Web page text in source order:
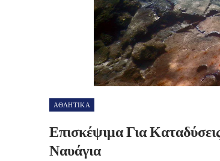
ΑΘΛΗΤΙΚΑ
Επισκέψιμα Για
Ναυάγια